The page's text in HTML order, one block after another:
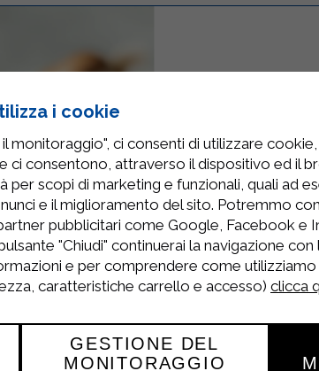
Versare in un
cipolla tritata
i cookie
monitoraggio", ci consenti di utilizzare
ci consentono, attraverso il dispositivo ed il
per scopi di marketing e funzionali, quali ad
e il miglioramento del sito. Potremmo
pubblicitari come Google, Facebook e
"Chiudi" continuerai la navigazione
e per comprendere come utilizziamo
caratteristiche carrello e accesso) clicca
GESTIONE DEL
MONITORAGGIO